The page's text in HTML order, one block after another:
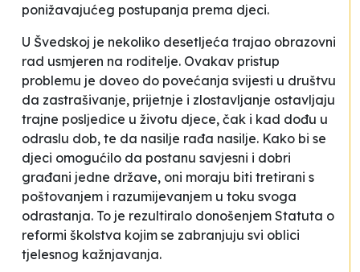
ponižavajućeg postupanja prema djeci.
U Švedskoj je nekoliko desetljeća trajao obrazovni
rad usmjeren na roditelje. Ovakav pristup
problemu je doveo do povećanja svijesti u društvu
da zastrašivanje, prijetnje i zlostavljanje ostavljaju
trajne posljedice u životu djece, čak i kad dođu u
odraslu dob, te da nasilje rađa nasilje. Kako bi se
djeci omogućilo da postanu savjesni i dobri
građani jedne države, oni moraju biti tretirani s
poštovanjem i razumijevanjem u toku svoga
odrastanja. To je rezultiralo donošenjem Statuta o
reformi školstva kojim se zabranjuju svi oblici
tjelesnog kažnjavanja.